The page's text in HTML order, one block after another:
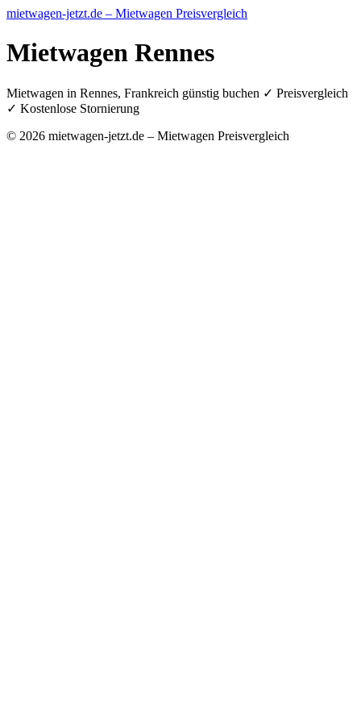
mietwagen-jetzt.de – Mietwagen Preisvergleich
Mietwagen Rennes
Mietwagen in Rennes, Frankreich günstig buchen ✓ Preisvergleich
✓ Kostenlose Stornierung
© 2026 mietwagen-jetzt.de – Mietwagen Preisvergleich